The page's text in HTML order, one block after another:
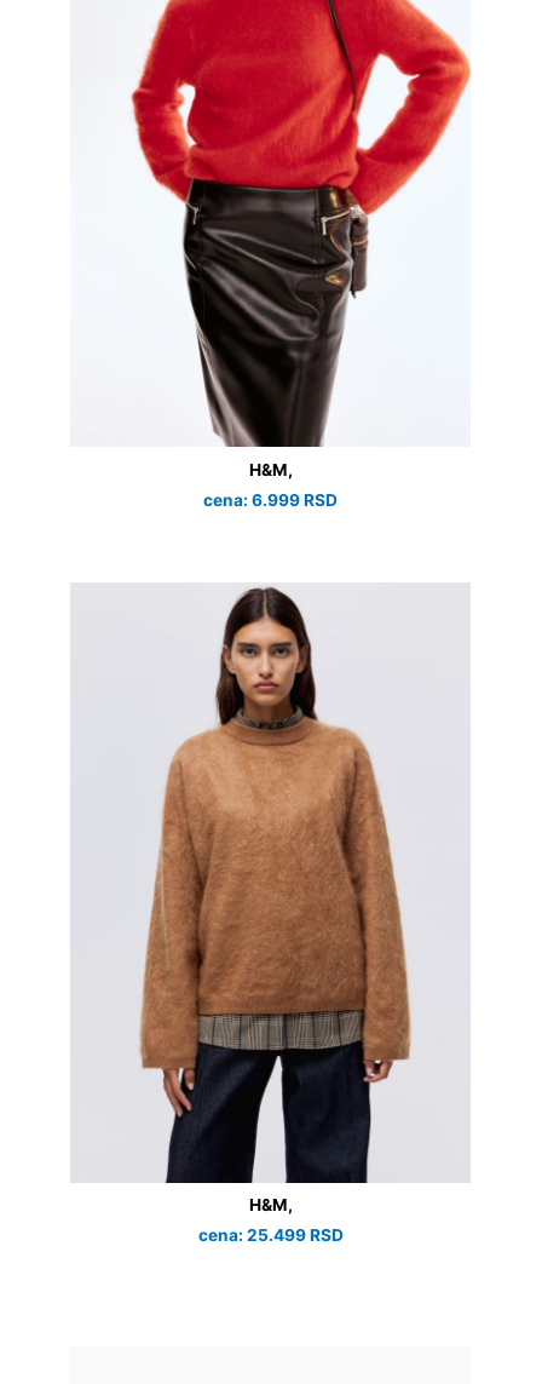
H&M,
cena: 6.999 RSD
H&M,
cena: 25.499 RSD